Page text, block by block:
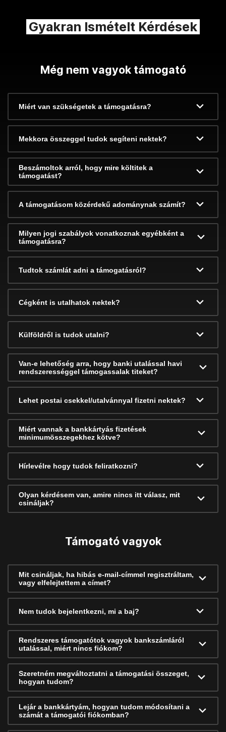
Gyakran Ismételt Kérdések
Még nem vagyok támogató
Miért van szükségetek a támogatásra?
Mekkora összeggel tudok segíteni nektek?
Beszámoltok arról, hogy mire költitek a
támogatást?
A támogatásom közérdekű adománynak számít?
Milyen jogi szabályok vonatkoznak egyébként a
támogatásra?
Tudtok számlát adni a támogatásról?
Cégként is utalhatok nektek?
Külföldről is tudok utalni?
Van-e lehetőség arra, hogy banki utalással havi
rendszerességgel támogassalak titeket?
Lehet postai csekkel/utalvánnyal fizetni nektek?
Miért vannak a bankkártyás fizetések
minimumösszegekhez kötve?
Hírlevélre hogy tudok feliratkozni?
Olyan kérdésem van, amire nincs itt válasz, mit
csináljak?
Támogató vagyok
Mit csináljak, ha hibás e-mail-címmel regisztráltam,
vagy elfelejtettem a címet?
Nem tudok bejelentkezni, mi a baj?
Rendszeres támogatótok vagyok bankszámláról
utalással, miért nincs fiókom?
Szeretném megváltoztatni a támogatási összeget,
hogyan tudom?
Lejár a bankkártyám, hogyan tudom módosítani a
számát a támogatói fiókomban?